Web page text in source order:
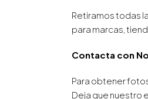
Retiramos todas
para marcas,
Contacta con
Para obtener
Deja que nuestro